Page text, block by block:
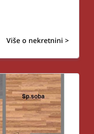
Više o nekretnini >